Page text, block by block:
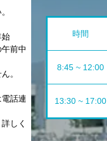
始
前中
。
話連
しく
時間
8:45 ~ 12:00
13:30 ~ 17:00